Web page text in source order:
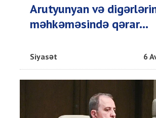
Arutyunyan və
məhkəməsində qərar...
Siyasət 6